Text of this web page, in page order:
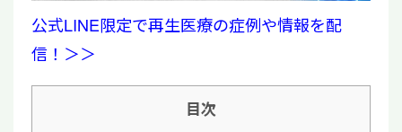
公式LINE限定で再生医療の症例や情報を配
信！＞＞
目次